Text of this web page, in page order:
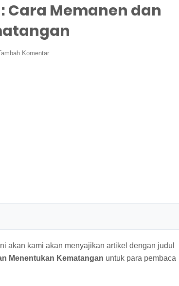
Cara Memanen dan
Komentar
akan kami akan menyajikan artikel dengan judul
Menentukan Kematangan untuk para pembaca